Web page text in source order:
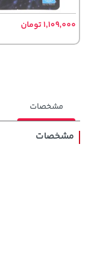
1,109,000 تومان
مشخصات
مشخصات